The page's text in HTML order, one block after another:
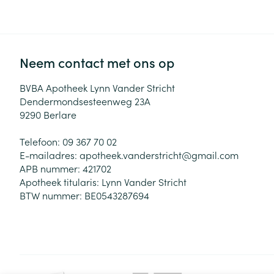
Neem contact met ons op
BVBA Apotheek Lynn Vander Stricht
Dendermondsesteenweg 23A
9290 Berlare
Telefoon: 09 367 70 02
E-mailadres: apotheek.vanderstricht@gmail.com
APB nummer: 421702
Apotheek titularis: Lynn Vander Stricht
BTW nummer: BE0543287694